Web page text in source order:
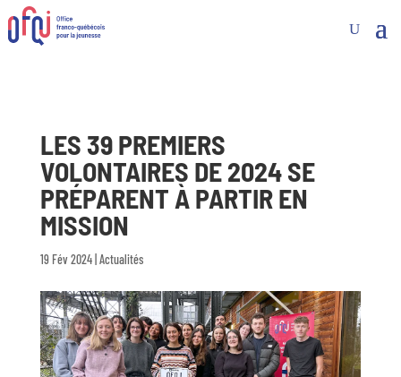
LES 39 PREMIERS
VOLONTAIRES DE 2024 SE
PRÉPARENT À PARTIR EN
MISSION
19 Fév 2024| Actualités